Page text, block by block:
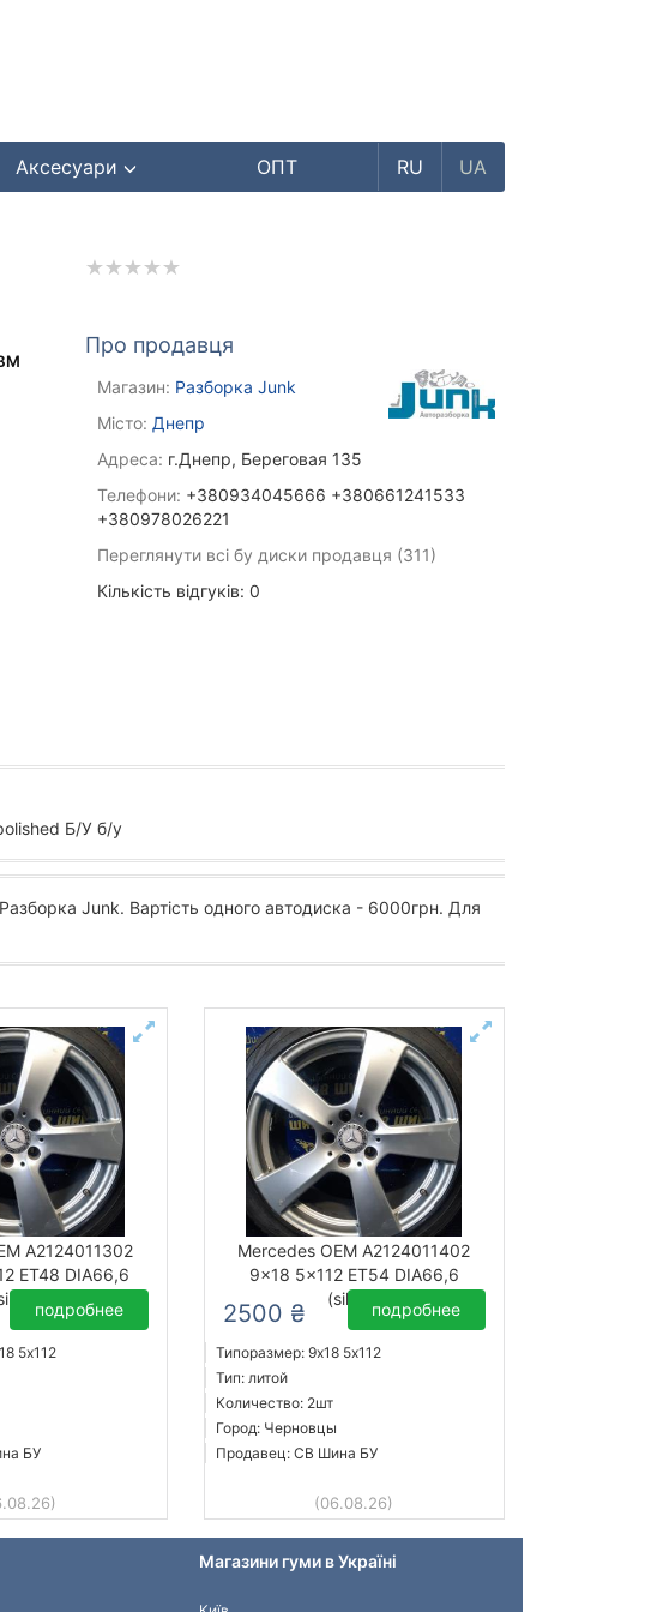
Аксесуари ОПТ RU UA
Про продавця
Магазин: Разборка Junk
Місто: Днепр
Адреса: г.Днепр, Береговая 135
Телефони: +380934045666 +380661241533
+380978026221
Переглянути всі бу диски продавця (311)
Кількість відгуків: 0
Б/У б/у
Junk. Вартість одного автодиска - 6000грн. Для
A2124011302
ET48 DIA66,6
подробнее
5х112
БУ
Mercedes OEM A2124011402
9x18 5x112 ET54 DIA66,6
(silver)
2500 ₴ подробнее
Типоразмер: 9x18 5х112
Тип: литой
Количество: 2шт
Город: Черновцы
Продавец: СВ Шина БУ
(06.08.26)
Магазини гуми в Україні